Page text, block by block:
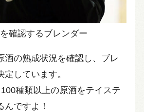
確認するブレンダー
酒の熟成状況を確認し、ブレ
しています。
種類以上の原酒をテイステ
んですよ！